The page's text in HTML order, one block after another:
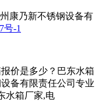
康乃新不锈钢设备有
号-1
价是多少？巴东水箱
备有限责任公司专业
水箱厂家,电